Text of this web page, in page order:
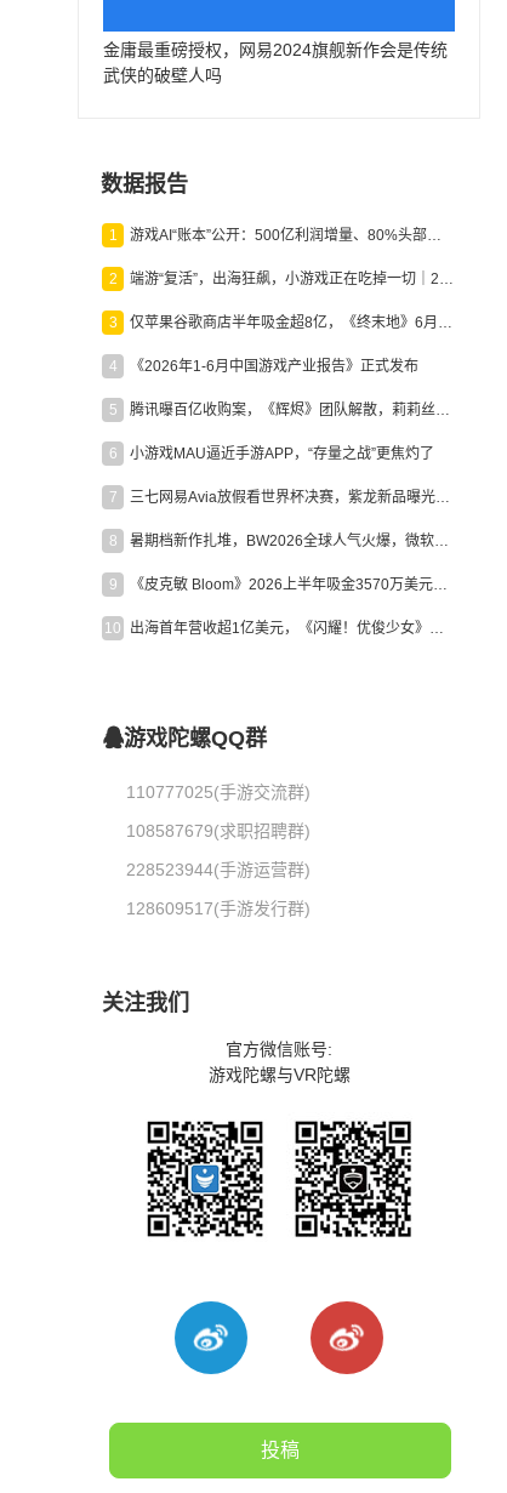
金庸最重磅授权，网易2024旗舰新作会是传统
武侠的破壁人吗
数据报告
1 游戏AI“账本”公开：500亿利润增量、80%头部入局，谁在闷声发财？
2 端游“复活”，出海狂飙，小游戏正在吃掉一切｜2026上半年产业报告
3 仅苹果谷歌商店半年吸金超8亿，《终末地》6月份收入显著回暖
4 《2026年1-6月中国游戏产业报告》正式发布
5 腾讯曝百亿收购案，《辉烬》团队解散，莉莉丝新作曝光｜陀螺周报
6 小游戏MAU逼近手游APP，“存量之战”更焦灼了
7 三七网易Avia放假看世界杯决赛，紫龙新品曝光，米哈游新作上线 | 陀螺周报
8 暑期档新作扎堆，BW2026全球人气火爆，微软XBOX大裁员|陀螺周报
9 《皮克敏 Bloom》2026上半年吸金3570万美元，中国台湾成最大市场
10 出海首年营收超1亿美元，《闪耀！优俊少女》美国市场占比达七成
游戏陀螺QQ群
110777025(手游交流群)
108587679(求职招聘群)
228523944(手游运营群)
128609517(手游发行群)
关注我们
官方微信账号:
游戏陀螺与VR陀螺
投稿